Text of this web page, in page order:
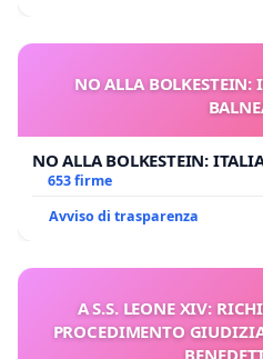
NO ALLA BOLKESTEIN:
NO ALLA BOLKESTEIN:
653 firme
Avviso di trasparenza
A S.S. LEONE XIV:
PROCEDIMENTO